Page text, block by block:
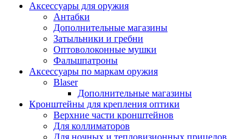
Аксессуары для оружия
Антабки
Дополнительные магазины
Затыльники и гребни
Оптоволоконные мушки
Фальшпатроны
Аксессуары по маркам оружия
Blaser
Дополнительные магазины
Кронштейны для крепления оптики
Верхние части кронштейнов
Для коллиматоров
Для ночных и тепловизионных прицелов